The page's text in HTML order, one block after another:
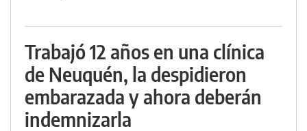
Trabajó 12 años en una clínica
de Neuquén, la despidieron
embarazada y ahora deberán
indemnizarla